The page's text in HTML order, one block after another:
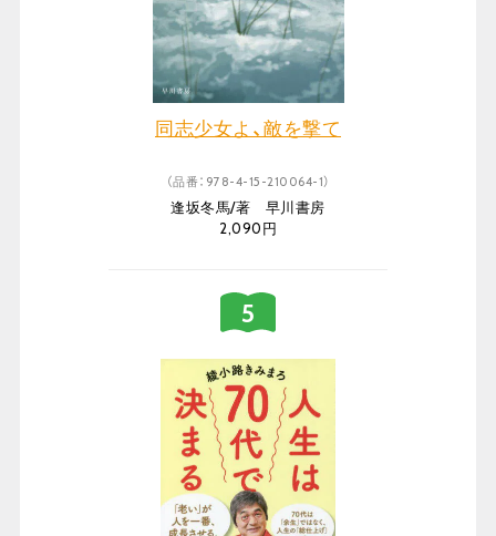
同志少女よ、敵を撃て
（品番：978-4-15-210064-1）
逢坂冬馬/著 早川書房
2,090円